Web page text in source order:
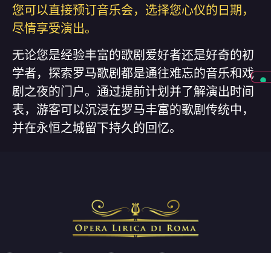
您可以直接预订音乐会，选择您心仪的日期，
尽情享受演出。
无论您是经验丰富的歌剧爱好者还是好奇的初
学者，探索罗马歌剧都是通往难忘的音乐和戏
剧之夜的门户。通过提前计划并了解演出时间
表，游客可以沉浸在罗马丰富的歌剧传统中，
并在永恒之城留下持久的回忆。